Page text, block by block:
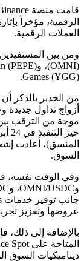
الرقمية، مؤخراً
العملات الرقمية.
Games (YGG).
أزواج تداول
موجة من الترقب
المنسق)، أعادت
السوق.
عروضها وتعزيز
بالإضافة إلى ذلك،
ديناميكيات السوق